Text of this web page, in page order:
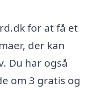
for at få et
der kan
Du har også
om 3 gratis og